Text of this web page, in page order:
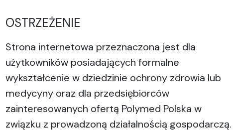
Wyświetl produkt
OSTRZEŻENIE
Strona internetowa przeznaczona jest dla
użytkowników posiadających formalne
wykształcenie w dziedzinie ochrony zdrowia lub
medycyny oraz dla przedsiębiorców
zainteresowanych ofertą Polymed Polska w
związku z prowadzoną działalnością gospodarczą.